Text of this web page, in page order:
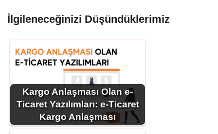
İlgileneceğinizi Düşündüklerimiz
Kargo Anlaşması Olan e-
Ticaret Yazılımları: e-Ticaret
Kargo Anlaşması